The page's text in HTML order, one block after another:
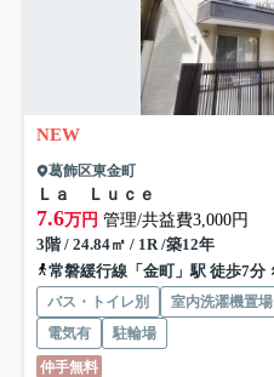
NEW
葛飾区東金町
Ｌａ Ｌｕｃｅ
7.6万円 管理/共益費3,000円
3階 / 24.84㎡ / 1R /築12年
常磐緩行線「金町」駅 徒歩7分
バス・トイレ別 室内洗濯機置場
電気有
駐輪場
仲手無料